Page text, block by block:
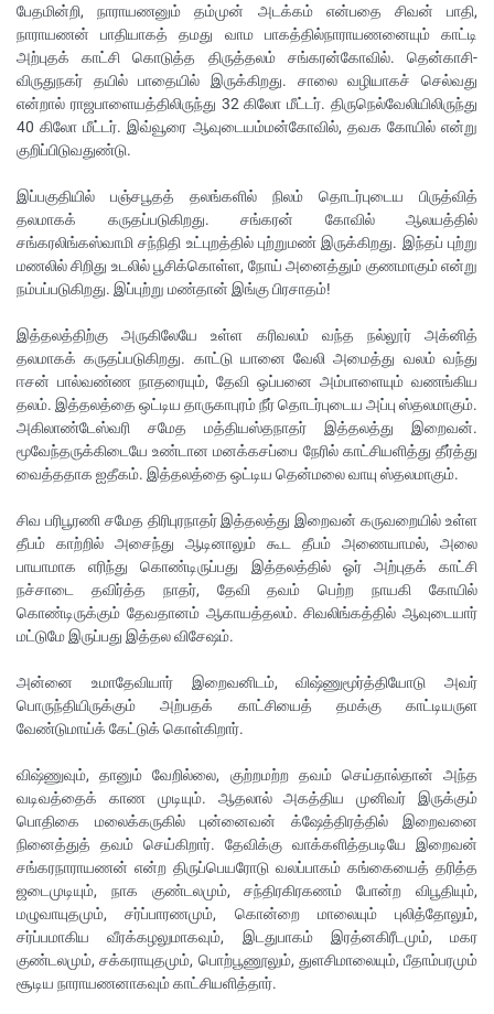
பேதமின்றி, நாராயணனும் தம்முன் அடக்கம் என்பதை சிவன் பாதி,
நாராயணன் பாதியாகத் தமது வாம பாகத்தில்நாராயணனையும் காட்டி
அற்புதக் காட்சி கொடுத்த திருத்தலம் சங்கரன்கோவில். தென்காசி-
விருதுநகர் தயில் பாதையில் இருக்கிறது. சாலை வழியாகச் செல்வது
என்றால் ராஜபாளையத்திலிருந்து 32 கிலோ மீட்டர். திருநெல்வேலியிலிருந்து
40 கிலோ மீட்டர். இவ்வூரை ஆவுடையம்மன்கோவில், தவக கோயில் என்று
குறிப்பிடுவதுண்டு.
இப்பகுதியில் பஞ்சபூதத் தலங்களில் நிலம் தொடர்புடைய பிருத்வித்
தலமாகக் கருதப்படுகிறது. சங்கரன் கோவில் ஆலயத்தில்
சங்கரலிங்கஸ்வாமி சந்நிதி உட்புறத்தில் புற்றுமண் இருக்கிறது. இந்தப் புற்று
மணலில் சிறிது உடலில் பூசிக்கொள்ள, நோய் அனைத்தும் குணமாகும் என்று
நம்பப்படுகிறது. இப்புற்று மண்தான் இங்கு பிரசாதம்!
இத்தலத்திற்கு அருகிலேயே உள்ள கரிவலம் வந்த நல்லூர் அக்னித்
தலமாகக் கருதப்படுகிறது. காட்டு யானை வேலி அமைத்து வலம் வந்து
ஈசன் பால்வண்ண நாதரையும், தேவி ஒப்பனை அம்பாளையும் வணங்கிய
தலம். இத்தலத்தை ஒட்டிய தாருகாபுரம் நீர் தொடர்புடைய அப்பு ஸ்தலமாகும்.
அகிலாண்டேஸ்வரி சமேத மத்தியஸ்தநாதர் இத்தலத்து இறைவன்.
மூவேந்தருக்கிடையே உண்டான மனக்கசப்பை நேரில் காட்சியளித்து தீர்த்து
வைத்ததாக ஐதீகம். இத்தலத்தை ஒட்டிய தென்மலை வாயு ஸ்தலமாகும்.
சிவ பரிபூரணி சமேத திரிபுரநாதர் இத்தலத்து இறைவன் கருவறையில் உள்ள
தீபம் காற்றில் அசைந்து ஆடினாலும் கூட தீபம் அணையாமல், அலை
பாயாமாக எரிந்து கொண்டிருப்பது இத்தலத்தில் ஓர் அற்புதக் காட்சி
நச்சாடை தவிர்த்த நாதர், தேவி தவம் பெற்ற நாயகி கோயில்
கொண்டிருக்கும் தேவதானம் ஆகாயத்தலம். சிவலிங்கத்தில் ஆவுடையார்
மட்டுமே இருப்பது இத்தல விசேஷம்.
அன்னை உமாதேவியார் இறைவனிடம், விஷ்ணுமூர்த்தியோடு அவர்
பொருந்தியிருக்கும் அற்பதக் காட்சியைத் தமக்கு காட்டியருள
வேண்டுமாய்க் கேட்டுக் கொள்கிறார்.
விஷ்ணுவும், தானும் வேறில்லை, குற்றமற்ற தவம் செய்தால்தான் அந்த
வடிவத்தைக் காண முடியும். ஆதலால் அகத்திய முனிவர் இருக்கும்
பொதிகை மலைக்கருகில் புன்னைவன் க்ஷேத்திரத்தில் இறைவனை
நினைத்துத் தவம் செய்கிறார். தேவிக்கு வாக்களித்தபடியே இறைவன்
சங்கரநாராயணன் என்ற திருப்பெயரோடு வலப்பாகம் கங்கையைத் தரித்த
ஜடைமுடியும், நாக குண்டலமும், சந்திரகிரகணம் போன்ற விபூதியும்,
மழுவாயுதமும், சர்ப்பாரணமும், கொன்றை மாலையும் புலித்தோலும்,
சர்ப்பமாகிய வீரக்கழலுமாகவும், இடதுபாகம் இரத்னகிரீடமும், மகர
குண்டலமும், சக்கராயுதமும், பொற்பூணூலும், துளசிமாலையும், பீதாம்பரமும்
சூடிய நாராயணனாகவும் காட்சியளித்தார்.